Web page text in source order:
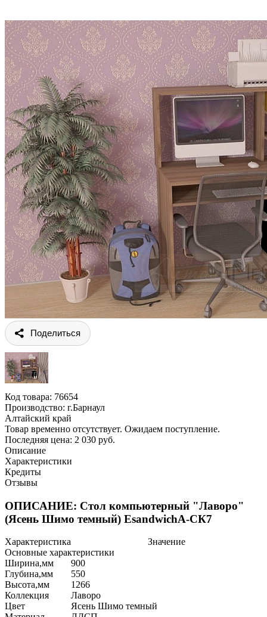
Поделиться
Код товара: 76654
Производство: г.Барнаул
Алтайский край
Товар временно отсутствует. Ожидаем поступление.
Последняя цена: 2 030 руб.
Описание
Характеристики
Кредиты
Отзывы
ОПИСАНИЕ: Стол компьютерный "Лаворо"
(Ясень Шимо темный) EsandwichA-СК7
Характеристика
Значение
Основные характеристики
Ширина,мм
900
Глубина,мм
550
Высота,мм
1266
Коллекция
Лаворо
Цвет
Ясень Шимо темный